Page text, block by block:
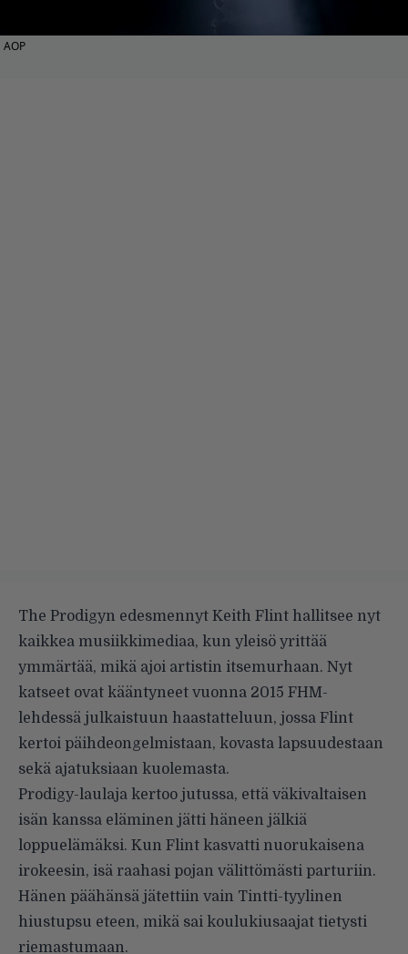
AOP
The Prodigyn edesmennyt Keith Flint hallitsee nyt
kaikkea musiikkimediaa, kun yleisö yrittää
ymmärtää, mikä ajoi artistin itsemurhaan. Nyt
katseet ovat kääntyneet vuonna 2015 FHM-
lehdessä julkaistuun haastatteluun, jossa Flint
kertoi päihdeongelmistaan, kovasta lapsuudestaan
sekä ajatuksiaan kuolemasta.
Prodigy-laulaja kertoo jutussa, että väkivaltaisen
isän kanssa eläminen jätti häneen jälkiä
loppuelämäksi. Kun Flint kasvatti nuorukaisena
irokeesin, isä raahasi pojan välittömästi parturiin.
Hänen päähänsä jätettiin vain Tintti-tyylinen
hiustupsu eteen, mikä sai koulukiusaajat tietysti
riemastumaan.